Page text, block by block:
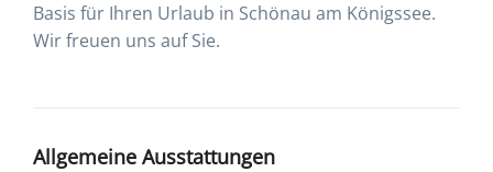
Basis für Ihren Urlaub in Schönau am Königssee.
Wir freuen uns auf Sie.
Allgemeine Ausstattungen